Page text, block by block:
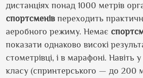
дистанціях понад 1000 метрів
спортсменів переходить
аеробного режиму. Немає
показати однаково високі
стометрівці, і в марафоні. Навіть
класу (спринтерського — до 200